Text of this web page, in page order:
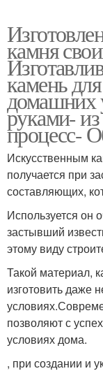
камня
камень
домашних
руками-
процесс-
Искусственным
получается при
составляющих,
Используется он
застывший
этому виду
Такой материал,
изготовить
позволяют с
условиях дома.
, при создании и